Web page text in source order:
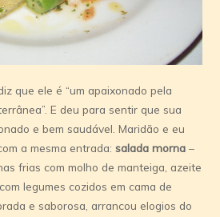
que ele é “um apaixonado pela
E deu para sentir que sua
e bem saudável. Maridão e eu
a mesma entrada:salada morna –
frias com molho de manteiga, azeite
legumes cozidos em cama de
e saborosa, arrancou elogios do